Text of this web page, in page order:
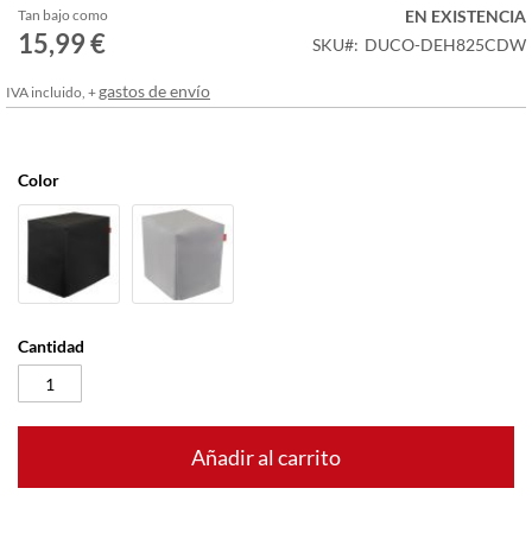
la
galería
imágenes
Tan bajo como
15,99 €
EN EXISTENCIA
SKU
DUCO-DEH825CDW
IVA incluido, +gastos de envío
Color
Cantidad
Añadir al carrito